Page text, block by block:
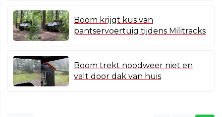
Boom krijgt kus van
pantservoertuig tijdens Militracks
Boom trekt noodweer niet en
valt door dak van huis